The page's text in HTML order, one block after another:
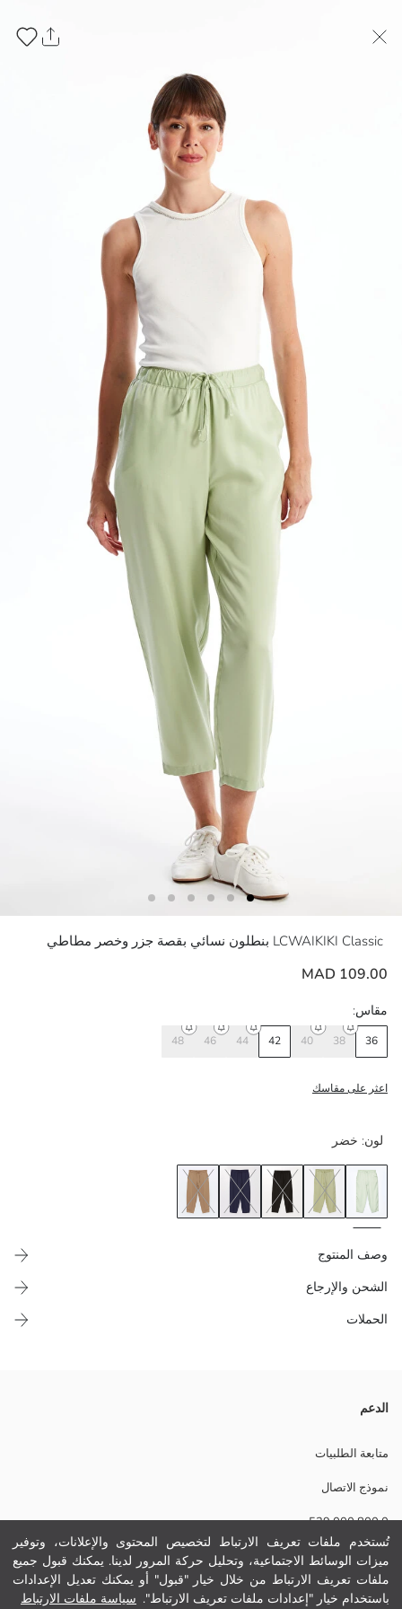
تُستخدم ملفات تعريف الارتباط لتخصيص المحتوى والإعلانات، وتوفير
ميزات الوسائط الاجتماعية، وتحليل حركة المرور لدينا. يمكنك قبول جميع
ملفات تعريف الارتباط من خلال خيار "قبول" أو يمكنك تعديل الإعدادات
باستخدام خيار "إعدادات ملفات تعريف الارتباط". سياسة ملفات الارتباط
LCWAIKIKI Classic بنطلون نسائي بقصة جزر وخصر مطاطي
109.00 MAD
لون: خضر
مقاس:
36
38
40
42
44
46
48
اعثر على مقاسك
وصف المنتوج
الشحن والإرجاع
الحملات
سروال نساء كاروت فيت، فيه لاستيك فالخصر و خيط باش تزيري، و فيه جيوب
فجناب بجوج.
الوزن:
تفاصيل الاستدامة:
نام تجاری:
نوع:
حجم :
الدعم
متابعة الطلبيات
نموذج الاتصال
0 800 000 529
مساعدة